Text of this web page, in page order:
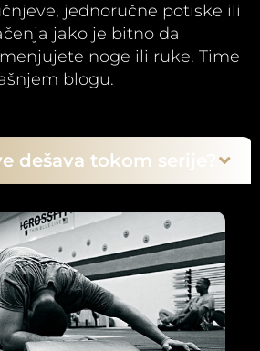
jednoručne potiske ili
jako je bitno da
noge ili ruke. Time
blogu.
dešava tokom serije?